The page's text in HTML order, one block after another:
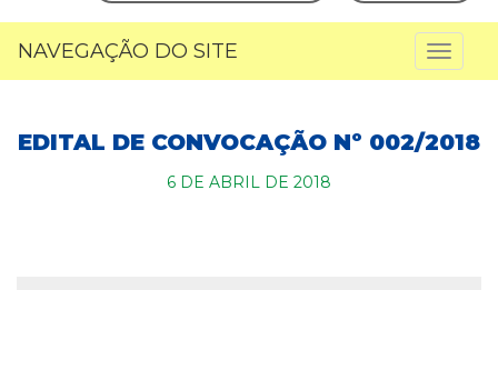
NAVEGAÇÃO DO SITE
EDITAL DE CONVOCAÇÃO Nº 002/2018
6 DE ABRIL DE 2018